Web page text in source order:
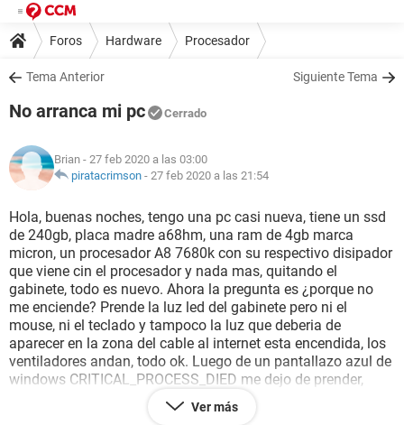
Foros Hardware Procesador
Tema Anterior Siguiente Tema
No arranca mi pc Cerrado
Brian - 27 feb 2020 a las 03:00
piratacrimson - 27 feb 2020 a las 21:54
Hola, buenas noches, tengo una pc casi nueva, tiene un ssd
de 240gb, placa madre a68hm, una ram de 4gb marca
micron, un procesador A8 7680k con su respectivo disipador
que viene cin el procesador y nada mas, quitando el
gabinete, todo es nuevo. Ahora la pregunta es ¿porque no
me enciende? Prende la luz led del gabinete pero ni el
mouse, ni el teclado y tampoco la luz que deberia de
aparecer en la zona del cable al internet esta encendida, los
ventiladores andan, todo ok. Luego de un pantallazo azul de
windows CRITICAL_PROCESS_DIED me dejo de prender,
usualmente siempre me paso pero prendia luego de un rayo.
esto ya esta asi desde hace 2 dias... Si alguien sabe se lo
Ver más